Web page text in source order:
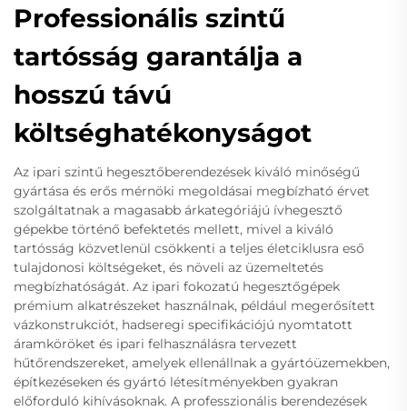
Professionális szintű
tartósság garantálja a
hosszú távú
költséghatékonyságot
Az ipari szintű hegesztőberendezések kiváló minőségű
gyártása és erős mérnöki megoldásai megbízható érvet
szolgáltatnak a magasabb árkategóriájú ívhegesztő
gépekbe történő befektetés mellett, mivel a kiváló
tartósság közvetlenül csökkenti a teljes életciklusra eső
tulajdonosi költségeket, és növeli az üzemeltetés
megbízhatóságát. Az ipari fokozatú hegesztőgépek
prémium alkatrészeket használnak, például megerősített
vázkonstrukciót, hadseregi specifikációjú nyomtatott
áramköröket és ipari felhasználásra tervezett
hűtőrendszereket, amelyek ellenállnak a gyártóüzemekben,
építkezéseken és gyártó létesítményekben gyakran
előforduló kihívásoknak. A professzionális berendezések